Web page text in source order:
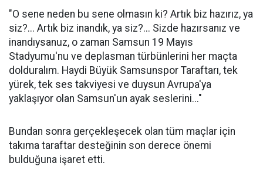
"O sene neden bu sene olmasın ki? Artık biz hazırız, ya
siz?... Artık biz inandık, ya siz?... Sizde hazırsanız ve
inandıysanuz, o zaman Samsun 19 Mayıs
Stadyumu'nu ve deplasman türbünlerini her maçta
dolduralım. Haydi Büyük Samsunspor Taraftarı, tek
yürek, tek ses takviyesi ve duysun Avrupa'ya
yaklaşıyor olan Samsun'un ayak seslerini..."
Bundan sonra gerçekleşecek olan tüm maçlar için
takıma taraftar desteğinin son derece önemi
bulduğuna işaret etti.